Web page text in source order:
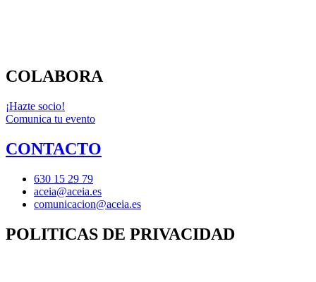
COLABORA
¡Hazte socio!
Comunica tu evento
CONTACTO
630 15 29 79
aceia@aceia.es
comunicacion@aceia.es
POLITICAS DE PRIVACIDAD